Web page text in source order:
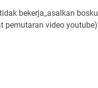
bekerja,,asalkan bosku
pemutaran video youtube)